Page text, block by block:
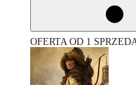
OFERTA OD 1